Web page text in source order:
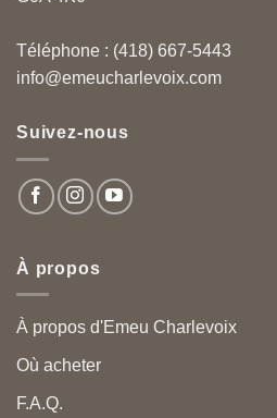
Téléphone : (418) 667-5443
info@emeucharlevoix.com
Suivez-nous
À propos
À propos d'Emeu Charlevoix
Où acheter
F.A.Q.